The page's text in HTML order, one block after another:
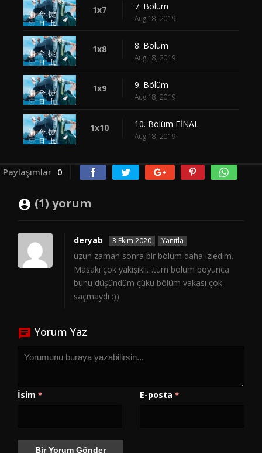
1x7 7. Bölüm
Aug 18, 2019
1x8 8. Bölüm
Aug 18, 2019
1x9 9. Bölüm
Aug 18, 2019
1x10 10. Bölüm FİNAL
Aug 18, 2019
Paylaşımlar 0
(1) yorum
deryab 3 Ekim 2020 Yanıtla
uzun zaman sonra bir bölüm daha izledim.
Masaki çok yakışıklı…tüm bölüm boyunca
bunu düşündüm çükü bölüm vakası çok
saçmaydı :))
Yorum Yaz
İsim * E-posta *